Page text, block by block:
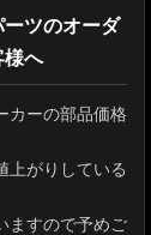
ツのオーダ
様へ
カーの部品価格
上がりしている
ますので予めご